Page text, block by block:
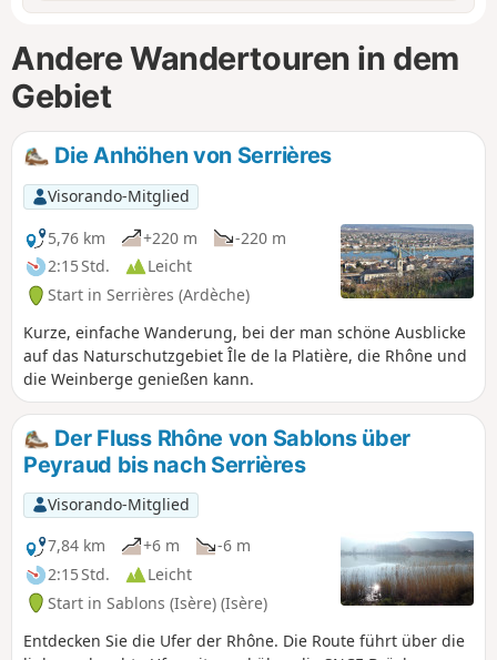
Andere Wandertouren in dem
Gebiet
Die Anhöhen von Serrières
Visorando-Mitglied
5,76 km
+220 m
-220 m
2:15 Std.
Leicht
Start in Serrières (Ardèche)
Kurze, einfache Wanderung, bei der man schöne Ausblicke
auf das Naturschutzgebiet Île de la Platière, die Rhône und
die Weinberge genießen kann.
Der Fluss Rhône von Sablons über
Peyraud bis nach Serrières
Visorando-Mitglied
7,84 km
+6 m
-6 m
2:15 Std.
Leicht
Start in Sablons (Isère) (Isère)
Entdecken Sie die Ufer der Rhône. Die Route führt über die